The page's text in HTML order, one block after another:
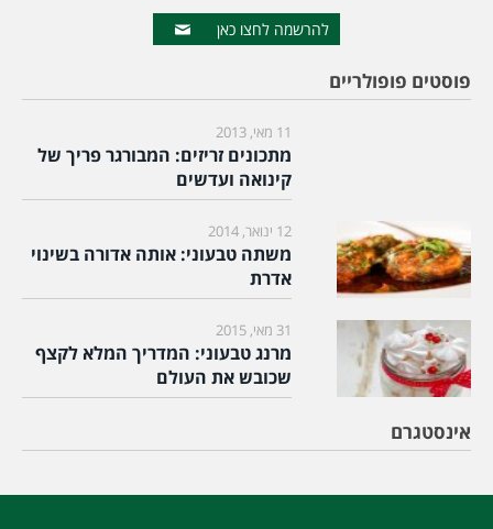
להרשמה לחצו כאן
פוסטים פופולריים
11 מאי, 2013
מתכונים זריזים: המבורגר פריך של
קינואה ועדשים
12 ינואר, 2014
משתה טבעוני: אותה אדורה בשינוי
אדרת
31 מאי, 2015
מרנג טבעוני: המדריך המלא לקצף
שכובש את העולם
אינסטגרם